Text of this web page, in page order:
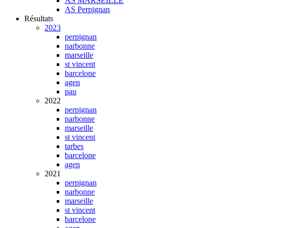
AS Perpignan
Résultats
2023
perpignan
narbonne
marseille
st vincent
barcelone
agen
pau
2022
perpignan
narbonne
marseille
st vincent
tarbes
barcelone
agen
2021
perpignan
narbonne
marseille
st vincent
barcelone